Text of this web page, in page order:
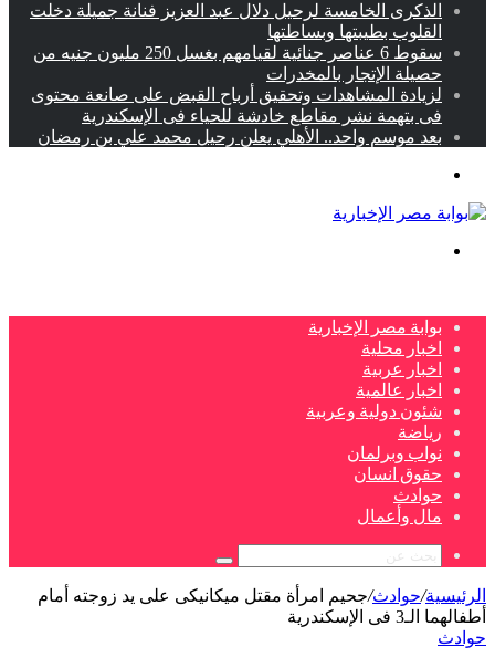
الذكرى الخامسة لرحيل دلال عبد العزيز فنانة جميلة دخلت
القلوب بطيبتها وبساطتها
سقوط 6 عناصر جنائية لقيامهم بغسل 250 مليون جنيه من
حصيلة الإتجار بالمخدرات
لزيادة المشاهدات وتحقيق أرباح القبض على صانعة محتوى
فى بتهمة نشر مقاطع خادشة للحياء فى الإسكندرية
بعد موسم واحد.. الأهلي يعلن رحيل محمد علي بن رمضان
بوابة مصر الإخبارية
اخبار محلية
اخبار عربية
اخبار عالمية
شئون دولية وعربية
رياضة
نواب وبرلمان
حقوق انسان
حوادث
مال وأعمال
بحث
عن
الرئيسية/حوادث/جحيم امرأة مقتل ميكانيكى على يد زوجته أمام
أطفالهما الـ3 فى الإسكندرية
حوادث